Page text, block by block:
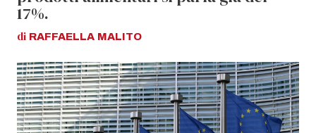
17%.
di RAFFAELLA MALITO